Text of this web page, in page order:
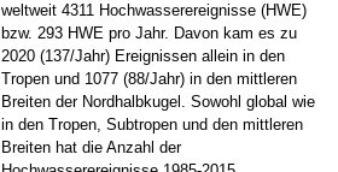
weltweit 4311 Hochwasserereignisse (HWE)
bzw. 293 HWE pro Jahr. Davon kam es zu
2020 (137/Jahr) Ereignissen allein in den
Tropen und 1077 (88/Jahr) in den mittleren
Breiten der Nordhalbkugel. Sowohl global wie
in den Tropen, Subtropen und den mittleren
Breiten hat die Anzahl der